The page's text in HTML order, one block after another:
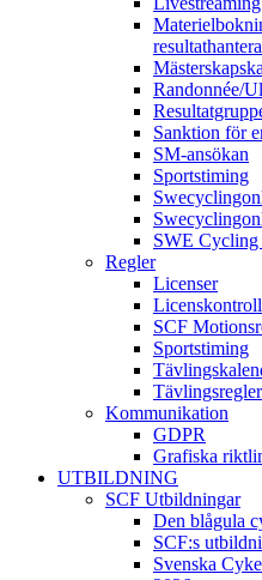
Randonnée/
Sanktion för
SM-ansökan
Sportstiming
SWE
Regler
Licenser
Licenskontroll
SCF
Sportstiming
Tävlingsregler
Kommunikation
GDPR
Grafiska
UTBILDNING
SCF Utbildningar
Den blågula
SCF:s
Svenska